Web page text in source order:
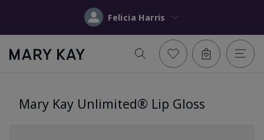
Felicia Harris
Mary Kay Unlimited® Lip Gloss